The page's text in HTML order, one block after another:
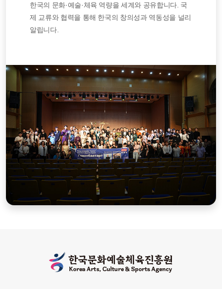
한국의 문화·예술·체육 역량을 세계와 공유합니다. 국
제 교류와 협력을 통해 한국의 창의성과 역동성을 널리
알립니다.